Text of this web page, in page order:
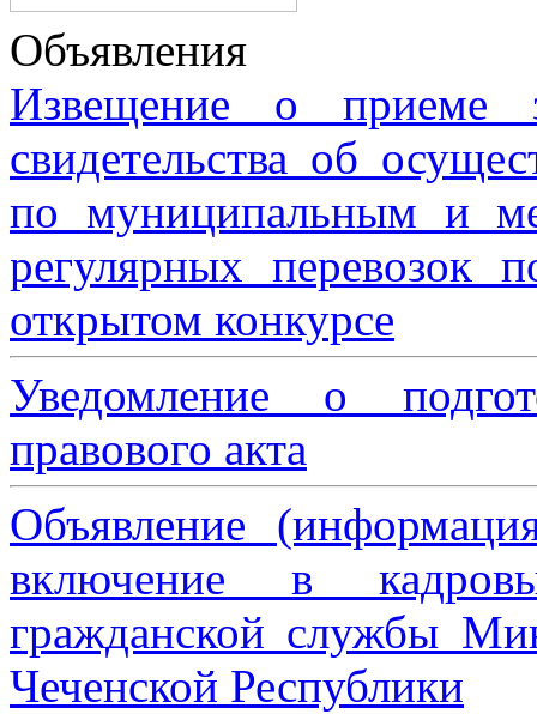
Объявления
Извещение о приеме
свидетельства об
по муниципальным и
регулярных перевозок
открытом конкурсе
Уведомление о
правового акта
Объявление
включение в
гражданской службы
Чеченской Республики